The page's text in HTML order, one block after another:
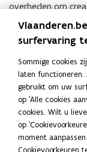
overheden om
letterlijk, zoals
de voet van het
initiatieven zoals
Brugge. Door
een Vlaanderen
Met de
vzw op de stad
en verbindende
water niet alleen
surfervaring
Sommige cookies
laten functioneren.
gebruikt om uw
op 'Alle cookies
cookies. Wilt u
op
moment
Cookievoorkeuren